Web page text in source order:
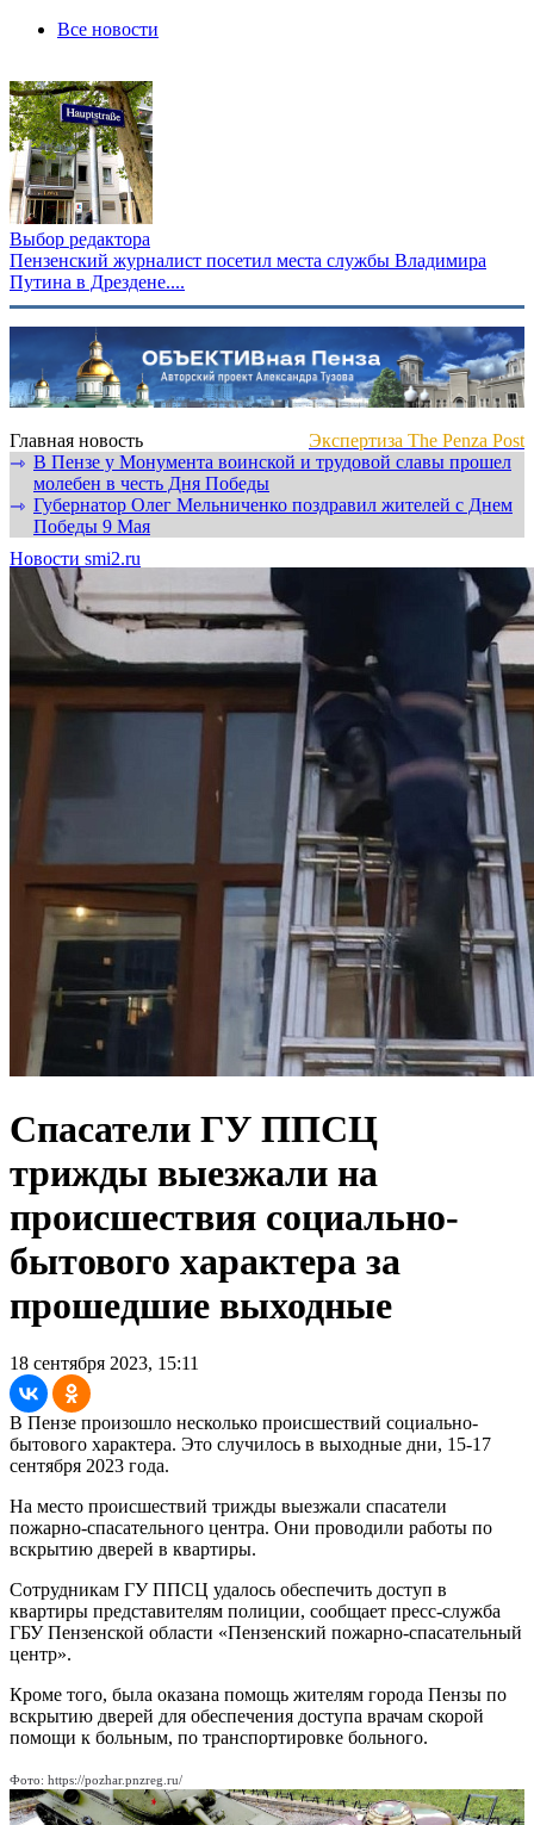
Все новости
Выбор редактора
Пензенский журналист посетил места службы Владимира
Путина в Дрездене....
Главная новость
Экспертиза The Penza Post
⇾ В Пензе у Монумента воинской и трудовой славы прошел
молебен в честь Дня Победы
⇾ Губернатор Олег Мельниченко поздравил жителей с Днем
Победы 9 Мая
Новости smi2.ru
Спасатели ГУ ППСЦ
трижды выезжали на
происшествия социально-
бытового характера за
прошедшие выходные
18 сентября 2023, 15:11
В Пензе произошло несколько происшествий социально-
бытового характера. Это случилось в выходные дни, 15-17
сентября 2023 года.
На место происшествий трижды выезжали спасатели
пожарно-спасательного центра. Они проводили работы по
вскрытию дверей в квартиры.
Сотрудникам ГУ ППСЦ удалось обеспечить доступ в
квартиры представителям полиции, сообщает пресс-служба
ГБУ Пензенской области «Пензенский пожарно-спасательный
центр».
Кроме того, была оказана помощь жителям города Пензы по
вскрытию дверей для обеспечения доступа врачам скорой
помощи к больным, по транспортировке больного.
Фото: https://pozhar.pnzreg.ru/